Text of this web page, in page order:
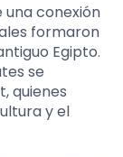
una conexión
formaron
Egipto.
se
quienes
y el